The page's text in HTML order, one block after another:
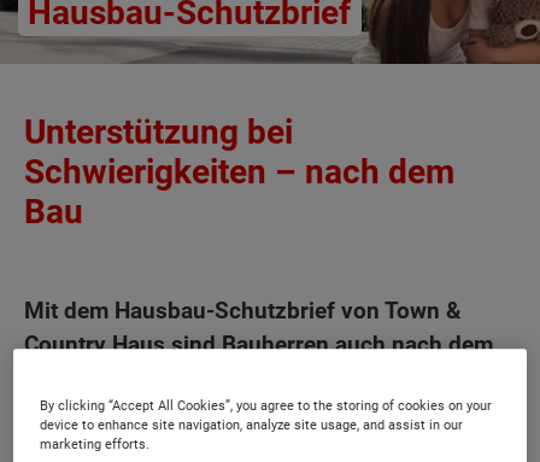
Hausbau-Schutzbrief
Unterstützung bei
Schwierigkeiten – nach dem
Bau
Mit dem Hausbau-Schutzbrief von Town &
Country Haus sind Bauherren auch nach dem
eventuellen Mängeln, auch in unverschuldeten
Notsituationen werden Sie nicht alleine
By clicking “Accept All Cookies”, you agree to the storing of cookies on your
device to enhance site navigation, analyze site usage, and assist in our
marketing efforts.